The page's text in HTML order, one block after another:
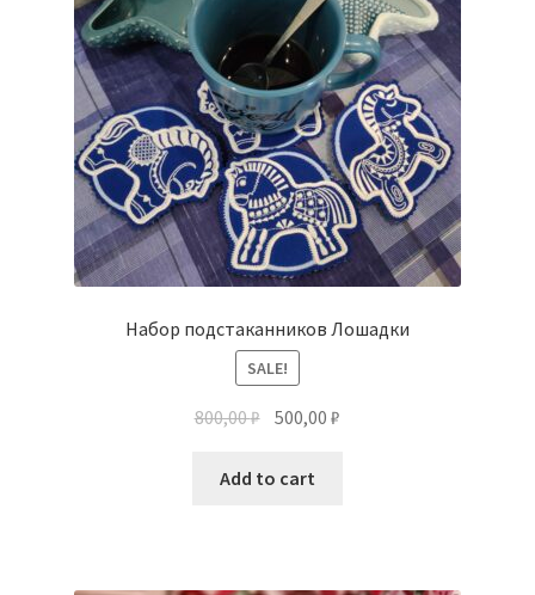
Набор подстаканников Лошадки
SALE!
800,00₽ 500,00₽
Add to cart